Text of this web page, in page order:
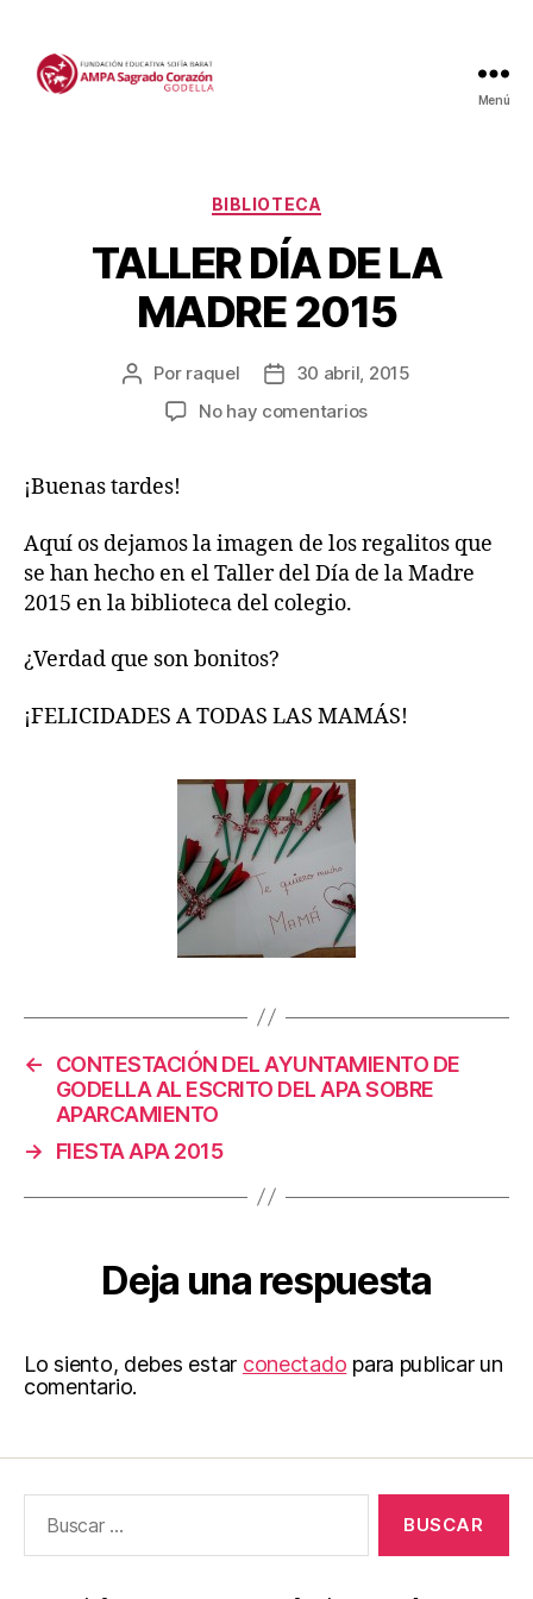
Menú
Categorías
BIBLIOTECA
TALLER DÍA DE LA
MADRE 2015
Autor
Por raquel
Fecha30 abril, 2015
No hay comentariosen
MADRE
2015
¡Buenas tardes!
Aquí os dejamos la imagen de los regalitos que
se han hecho en el Taller del Día de la Madre
2015 en la biblioteca del colegio.
¿Verdad que son bonitos?
¡FELICIDADES A TODAS LAS MAMÁS!
←
CONTESTACIÓN DEL AYUNTAMIENTO DE
GODELLA AL ESCRITO DEL APA SOBRE
APARCAMIENTO
→
FIESTA APA 2015
Deja una respuesta
Lo siento, debes estar conectado para publicar un
comentario.